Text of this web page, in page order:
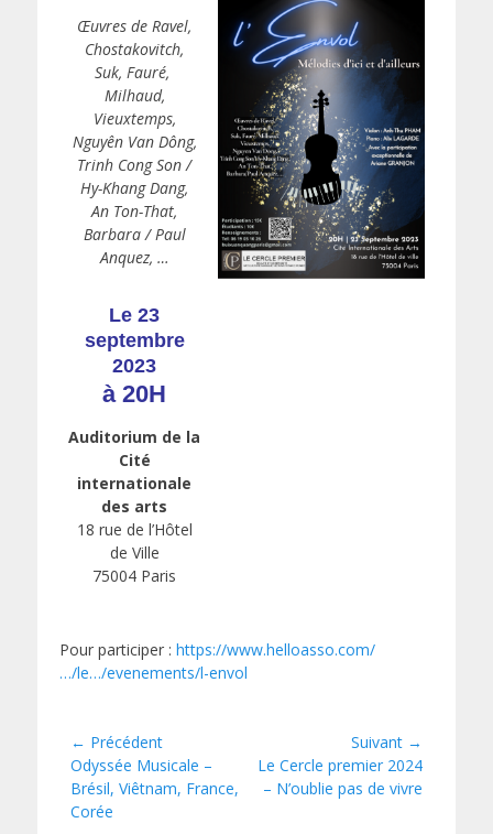
Œuvres de Ravel,
Chostakovitch,
Suk, Fauré,
Milhaud,
Vieuxtemps,
Nguyên Van Dông,
Trinh Cong Son /
Hy-Khang Dang,
An Ton-That,
Barbara / Paul
Anquez, …
Le 23
septembre
2023
à 20H
Auditorium de la
Cité
internationale
des arts
18 rue de l’Hôtel
de Ville
75004 Paris
Pour participer : https://www.helloasso.com/
…/le…/evenements/l-envol
Navigation
de
l’article
← Précédent
Article
précédent :
Odyssée Musicale –
Brésil, Viêtnam, France,
Corée
Suivant →
Article
suivant :
Le Cercle premier 2024
– N’oublie pas de vivre